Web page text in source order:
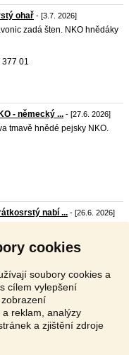
cookies
soubory cookies a
cílem vylepšení
reklam, analýzy
a zjištění zdroje
ohař - [3.7. 2026]
zadá šten. NKO hnědáky
01
- německý ... - [27.6. 2026]
tmavě hnědé pejsky NKO.
nabí ... - [26.6. 2026]